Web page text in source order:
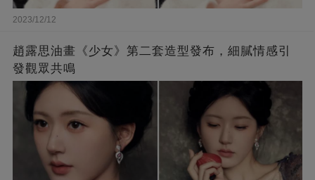
2023/12/12
趙露思油畫《少女》第二套造型發布，細膩情感引
發觀眾共鳴